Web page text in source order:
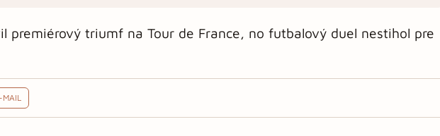
premiérový triumf na Tour de France, no futbalový duel nestihol pre
MAIL